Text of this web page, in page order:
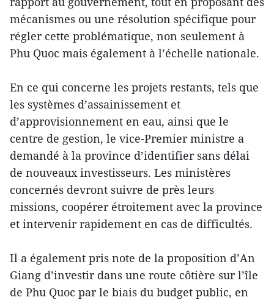
mécanismes ou une résolution spécifique pour
régler cette problématique, non seulement à
Phu Quoc mais également à l’échelle nationale.
En ce qui concerne les projets restants, tels que
les systèmes d’assainissement et
d’approvisionnement en eau, ainsi que le
centre de gestion, le vice-Premier ministre a
demandé à la province d’identifier sans délai
de nouveaux investisseurs. Les ministères
concernés devront suivre de près leurs
missions, coopérer étroitement avec la province
et intervenir rapidement en cas de difficultés.
Il a également pris note de la proposition d’An
Giang d’investir dans une route côtière sur l’île
de Phu Quoc par le biais du budget public, en